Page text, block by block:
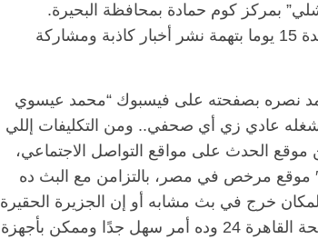
“دمشلي” بمركز كوم حمادة بمحافظة البحيرة.
وقررت نيابة كوم حمادة بمحافظة البحيرة حبس الزميل لمدة 15 يوما بتهمة نشر أخبار كاذبة ومشاركة
نصره بصفحته على فيسبوك “محمد عيسوي
عادي زي أي صحفي.. ومن التكليفات إللي
موقع الحدث على مواقع التواصل الاجتماعي،
” محمد بدأ البث للمكان إللي شغال فيه ” القاهرة 24″ موقع مرخص في مصر، بالتزامن مع البث ده
خرج في بث مشابه أو إن الجزيرة الحقيرة
استخدمت تقنية ما قدرت من خلالها تعيد البث الخاص بصفحة القاهرة 24 وده أمر سهل جدًا وممكن بأجهزة